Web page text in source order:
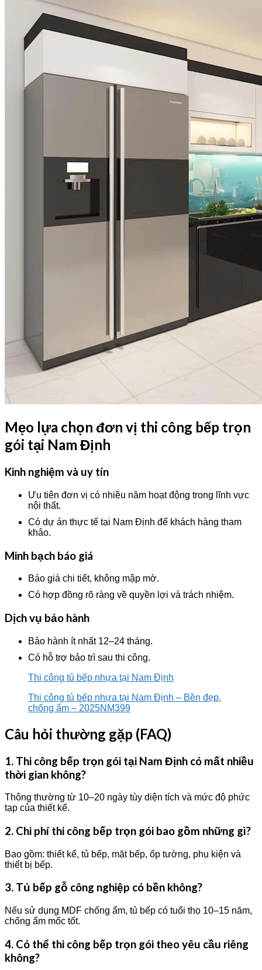
Mẹo lựa chọn đơn vị thi công bếp trọn
gói tại Nam Định
Kinh nghiệm và uy tín
Ưu tiên đơn vị có nhiều năm hoạt động trong lĩnh vực
nội thất.
Có dự án thực tế tại Nam Định để khách hàng tham
khảo.
Minh bạch báo giá
Báo giá chi tiết, không mập mờ.
Có hợp đồng rõ ràng về quyền lợi và trách nhiệm.
Dịch vụ bảo hành
Bảo hành ít nhất 12–24 tháng.
Có hỗ trợ bảo trì sau thi công.
Thi công tủ bếp nhựa tại Nam Định
Thi công tủ bếp nhựa tại Nam Định – Bền đẹp,
chống ẩm – 2025NM399
Câu hỏi thường gặp (FAQ)
1. Thi công bếp trọn gói tại Nam Định có mất nhiều
thời gian không?
Thông thường từ 10–20 ngày tùy diện tích và mức độ phức
tạp của thiết kế.
2. Chi phí thi công bếp trọn gói bao gồm những gì?
Bao gồm: thiết kế, tủ bếp, mặt bếp, ốp tường, phụ kiện và
thiết bị bếp.
3. Tủ bếp gỗ công nghiệp có bền không?
Nếu sử dụng MDF chống ẩm, tủ bếp có tuổi thọ 10–15 năm,
chống ẩm mốc tốt.
4. Có thể thi công bếp trọn gói theo yêu cầu riêng
không?